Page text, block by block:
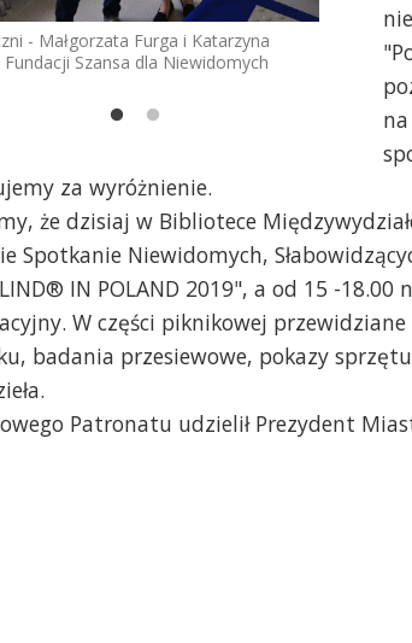
- Małgorzata Furga i Katarzyna
Fundacji Szansa dla Niewidomych
Dyplom
za wyróżnienie.
że dzisiaj w Bibliotece
Spotkanie Niewidomych,
IN POLAND 2019", a od 15 -
W części piknikowej
badania przesiewowe, pokazy
Patronatu udzielił Prezydent